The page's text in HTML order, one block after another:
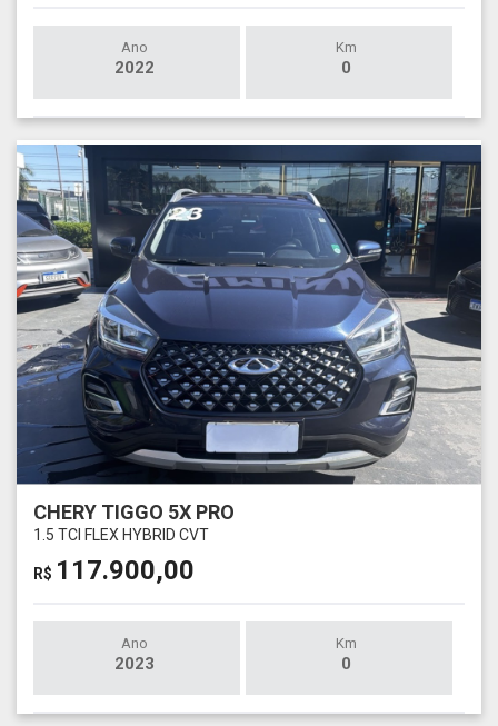
Ano
2022
Km
0
CHERY TIGGO 5X PRO
1.5 TCI FLEX HYBRID CVT
R$ 117.900,00
Ano
2023
Km
0